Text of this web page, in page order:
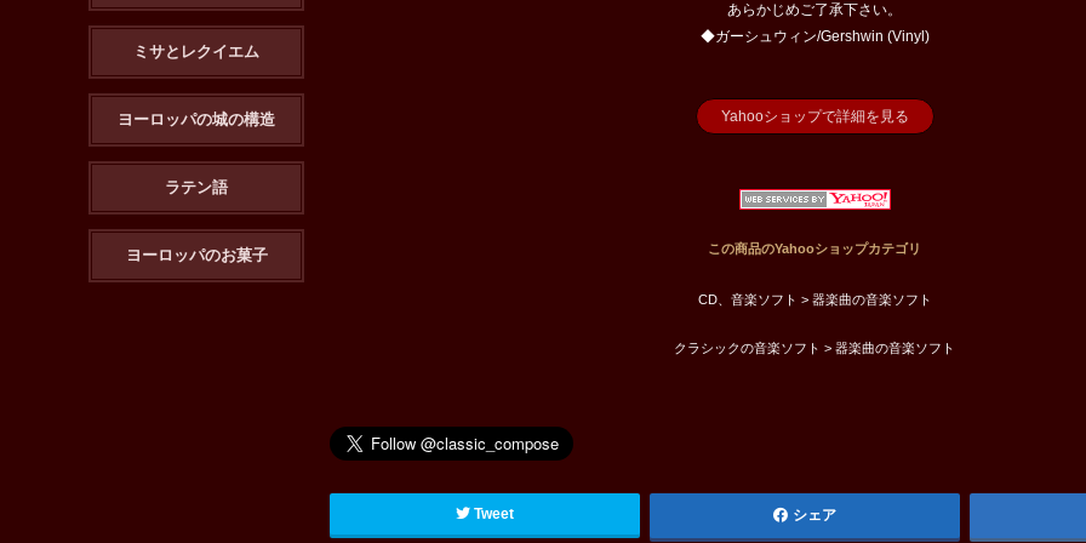
あらかじめご了承下さい。
◆ガーシュウィン/Gershwin (Vinyl)
Yahooショップで詳細を見る
この商品のYahooショップカテゴリ
CD、音楽ソフト > 器楽曲の音楽ソフト
クラシックの音楽ソフト > 器楽曲の音楽ソフト
Tweet シェア
ミサとレクイエム
ヨーロッパの城の構造
ラテン語
ヨーロッパのお菓子